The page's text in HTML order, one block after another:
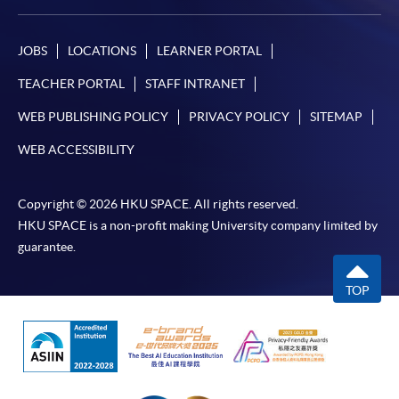
JOBS LOCATIONS LEARNER PORTAL
TEACHER PORTAL STAFF INTRANET
WEB PUBLISHING POLICY PRIVACY POLICY SITEMAP
WEB ACCESSIBILITY
Copyright © 2026 HKU SPACE. All rights reserved.
HKU SPACE is a non-profit making University company limited by
guarantee.
TOP